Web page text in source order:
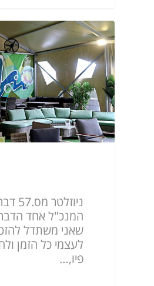
ניוזלטר
המנכ"ל אחד
שאני משתדל
לעצמי כל הזמן
פיו,…